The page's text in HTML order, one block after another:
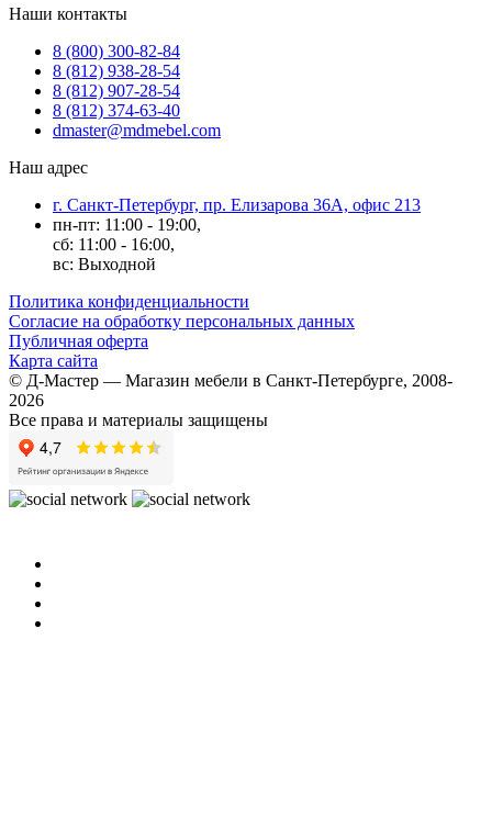
Наши контакты
8 (800) 300-82-84
8 (812) 938-28-54
8 (812) 907-28-54
8 (812) 374-63-40
dmaster@mdmebel.com
Наш адрес
г. Санкт-Петербург, пр. Елизарова 36А, офис 213
пн-пт: 11:00 - 19:00,
сб: 11:00 - 16:00,
вс: Выходной
Политика конфиденциальности
Согласие на обработку персональных данных
Публичная оферта
Карта сайта
© Д-Мастер — Магазин мебели в Санкт-Петербурге, 2008-
2026
Все права и материалы защищены